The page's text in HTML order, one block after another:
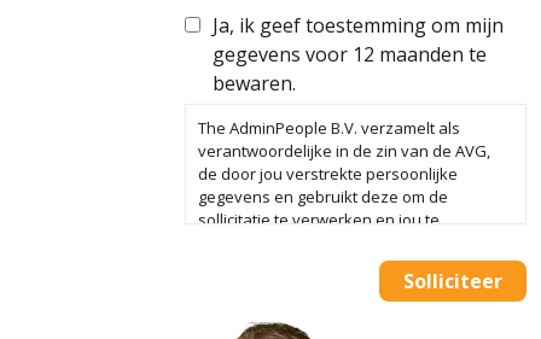
Ja, ik geef toestemming om mijn
gegevens voor 12 maanden te
bewaren.
The AdminPeople B.V. verzamelt als
verantwoordelijke in de zin van de AVG,
de door jou verstrekte persoonlijke
gegevens en gebruikt deze om de
sollicitatie te verwerken en jou te
We bewaren je gegevens in onze
database tot vier weken na beëindiging
ons daarvoor toestemming geeft bewaren
Solliciteer